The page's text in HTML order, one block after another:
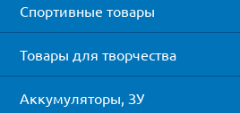
Спортивные товары
Товары для творчества
Аккумуляторы, ЗУ